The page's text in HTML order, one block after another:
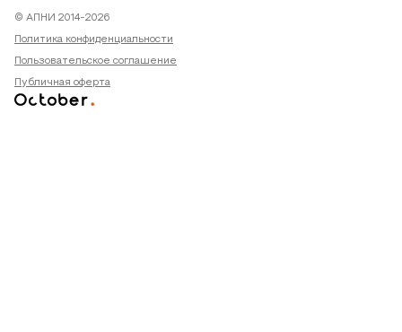
© АПНИ 2014-2026
Политика конфиденциальности
Пользовательское соглашение
Публичная оферта